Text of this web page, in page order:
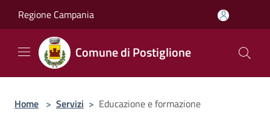
Regione Campania
Comune di Postiglione
Home > Servizi > Educazione e formazione